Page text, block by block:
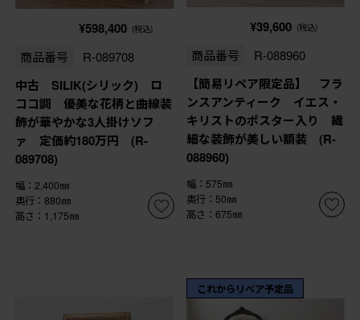
¥598,400 (税込)
商品番号 R-089708
中古 SILIK(シリック) ロ
ココ調 優美な花柄と曲線装
飾が華やかな3人掛けソフ
ァ 定価約180万円 (R-
089708)
幅：2,400㎜
奥行：880㎜
高さ：1,175㎜
¥39,600 (税込)
商品番号 R-088960
【簡易リペア限定品】 フラ
ンスアンティーク イエス・
キリストのポスター入り 繊
細な装飾が美しい額装 (R-
088960)
幅：575㎜
奥行：50㎜
高さ：675㎜
これからリペア予定品